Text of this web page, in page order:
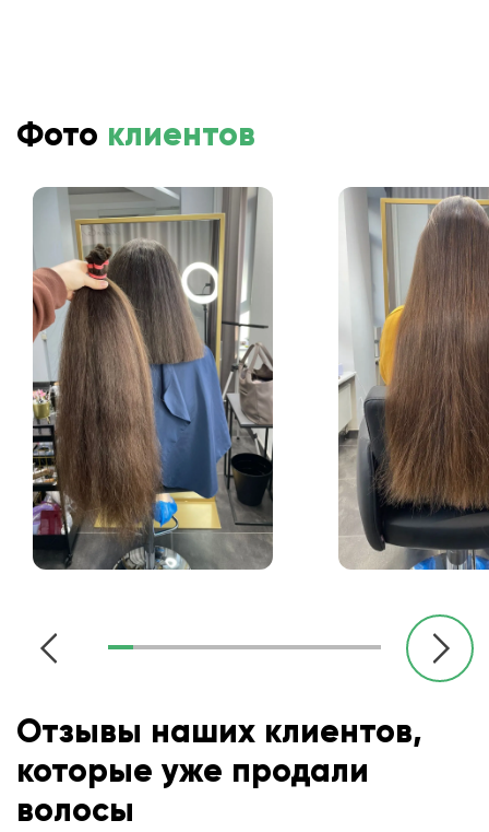
Фото клиентов
Отзывы наших клиентов,
которые уже продали
волосы